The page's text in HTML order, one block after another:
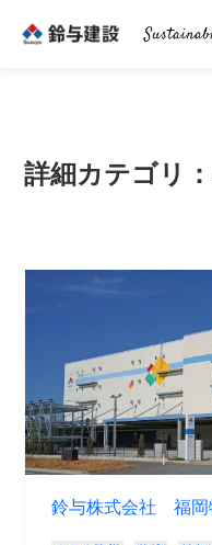
詳細カテゴリ
鈴与株式会社 福岡